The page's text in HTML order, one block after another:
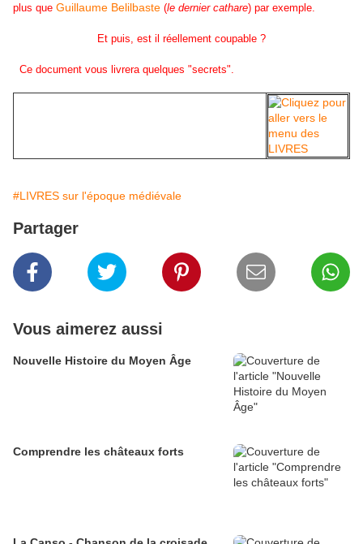
plus que Guillaume Belilbaste (le dernier cathare) par exemple.
Et puis, est il réellement coupable ?
Ce document vous livrera quelques "secrets".
#LIVRES sur l'époque médiévale
Partager
Vous aimerez aussi
Nouvelle Histoire du Moyen Âge
Comprendre les châteaux forts